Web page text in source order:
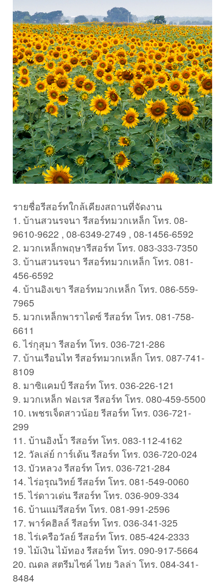
รายชื่อรีสอร์ทใกล้เคียงสถานที่จัดงาน
1. บ้านสวนรจนา รีสอร์ทมวกเหล็ก โทร. 08-
9610-9622 , 08-6349-2749 , 08-1456-6592
2. มวกเหล็กพฤษารีสอร์ท โทร. 083-333-7350
3. บ้านสวนรจนา รีสอร์ทมวกเหล็ก โทร. 081-
456-6592
4. บ้านอิงเขา รีสอร์ทมวกเหล็ก โทร. 086-559-
7965
5. มวกเหล็กพาราไดซ์ รีสอร์ท โทร. 081-758-
6611
6. ไร่กุสุมา รีสอร์ท โทร. 036-721-286
7. บ้านเรือนไท รีสอร์ทมวกเหล็ก โทร. 087-741-
8109
8. มาซิแคมป์ รีสอร์ท โทร. 036-226-121
9. มวกเหล็ก ฟอเรส รีสอร์ท โทร. 080-459-5500
10. เพชรเจ็ดสาวน้อย รีสอร์ท โทร. 036-721-
299
11. บ้านอิงน้ำ รีสอร์ท โทร. 083-112-4162
12. วัลเล่ย์ การ์เด้น รีสอร์ท โทร. 036-720-024
13. บัวหลวง รีสอร์ท โทร. 036-721-284
14. ไร่อรุณวิทย์ รีสอร์ท โทร. 081-549-0060
15. ไร่ดาวเด่น รีสอร์ท โทร. 036-909-334
16. บ้านแม่รีสอร์ท โทร. 081-991-2596
17. พาร์คฮิลล์ รีสอร์ท โทร. 036-341-325
18. ไร่เครือวัลย์ รีสอร์ท โทร. 085-424-2333
19. ไม้เงิน ไม้ทอง รีสอร์ท โทร. 090-917-5664
20. ณดล สตรีมไซค์ ไทย วิลล่า โทร. 084-341-
8484